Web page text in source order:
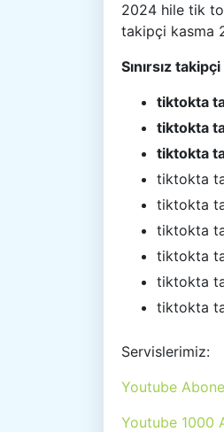
2024 hile tik
takipçi kasma
Sınırsız
tiktokta
tiktokta
tiktokta
tiktokta
tiktokta
tiktokta
tiktokta
tiktokta
tiktokta
Servislerimiz:
Youtube
Youtube 1000